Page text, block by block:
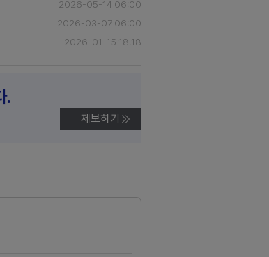
2026-05-14 06:00
2026-03-07 06:00
2026-01-15 18:18
.
제보하기